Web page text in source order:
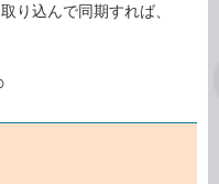
り込んで同期すれば、